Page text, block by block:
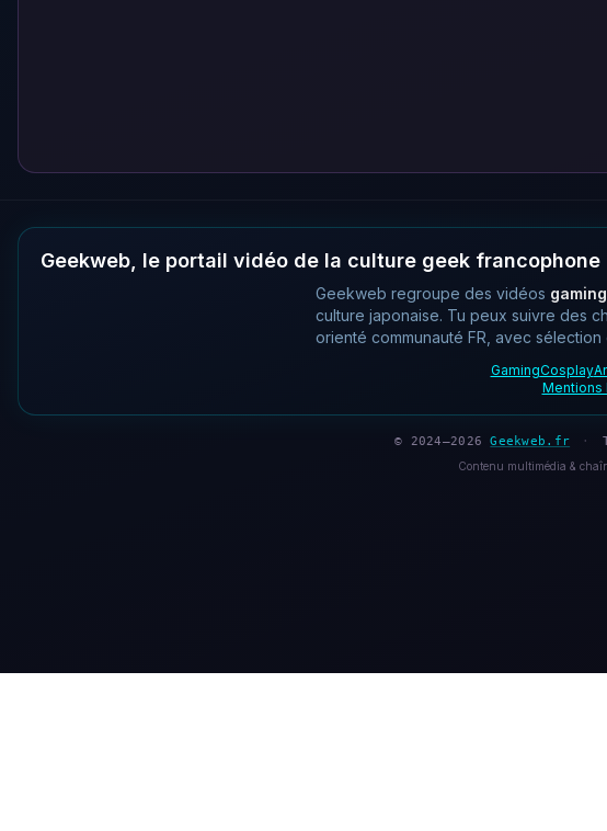
Geekweb, le portail vidéo de la culture geek francophone
Geekweb regroupe des vidéos gaming
culture japonaise. Tu peux suivre des
orienté communauté FR, avec
GamingCosplay
Mentions
© 2024–2026Geekweb.fr ·
Contenu multimédia &